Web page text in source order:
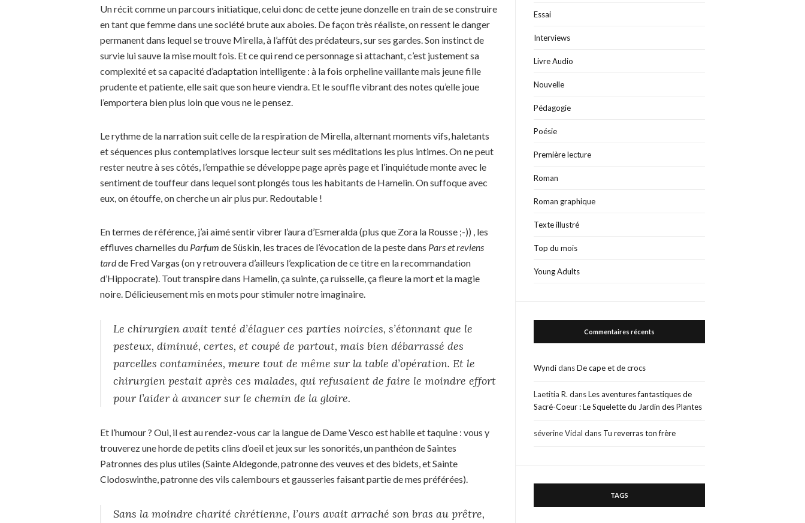
Un récit comme un parcours initiatique, celui donc de cette jeune donzelle en train de se construire
en tant que femme dans une société brute aux aboies. De façon très réaliste, on ressent le danger
permanent dans lequel se trouve Mirella, à l’affût des prédateurs, sur ses gardes. Son instinct de
survie lui sauve la mise moult fois. Et ce qui rend ce personnage si attachant, c’est justement sa
complexité et sa capacité d’adaptation intelligente : à la fois orpheline vaillante mais jeune fille
prudente et patiente, elle sait que son heure viendra. Et le souffle vibrant des notes qu’elle joue
l’emportera bien plus loin que vous ne le pensez.
Le rythme de la narration suit celle de la respiration de Mirella, alternant moments vifs, haletants
et séquences plus contemplatives lorsque lecteur suit ses méditations les plus intimes. On ne peut
rester neutre à ses côtés, l’empathie se développe page après page et l’inquiétude monte avec le
sentiment de touffeur dans lequel sont plongés tous les habitants de Hamelin. On suffoque avec
eux, on étouffe, on cherche un air plus pur. Redoutable !
En termes de référence, j’ai aimé sentir vibrer l’aura d’Esmeralda (plus que Zora la Rousse ;-)) , les
effluves charnelles du Parfum de Süskin, les traces de l’évocation de la peste dans Pars et reviens
tardde Fred Vargas (on y retrouvera d’ailleurs l’explication de ce titre en la recommandation
d’Hippocrate). Tout transpire dans Hamelin, ça suinte, ça ruisselle, ça fleure la mort et la magie
noire. Délicieusement mis en mots pour stimuler notre imaginaire.
Le chirurgien avait tenté d’élaguer ces parties noircies, s’étonnant que le
pesteux, diminué, certes, et coupé de partout, mais bien débarrassé des
parcelles contaminées, meure tout de même sur la table d’opération. Et le
chirurgien pestait après ces malades, qui refusaient de faire le moindre effort
pour l’aider à avancer sur le chemin de la gloire.
Et l’humour ? Oui, il est au rendez-vous car la langue de Dame Vesco est habile et taquine : vous y
trouverez une horde de petits clins d’oeil et jeux sur les sonorités, un panthéon de Saintes
Patronnes des plus utiles (Sainte Aldegonde, patronne des veuves et des bidets, et Sainte
Clodoswinthe, patronne des vils calembours et gausseries faisant partie de mes préférées).
Sans la moindre charité chrétienne, l’ours avait arraché son bras au prêtre,
Essai
Interviews
Livre Audio
Nouvelle
Pédagogie
Poésie
Première lecture
Roman
Roman graphique
Texte illustré
Top du mois
Young Adults
Commentaires récents
WyndidansDe cape et de crocs
Laetitia R. dansLes aventures fantastiques de
Sacré-Coeur : Le Squelette du Jardin des Plantes
séverine Vidal dans Tu reverras ton frère
TAGS